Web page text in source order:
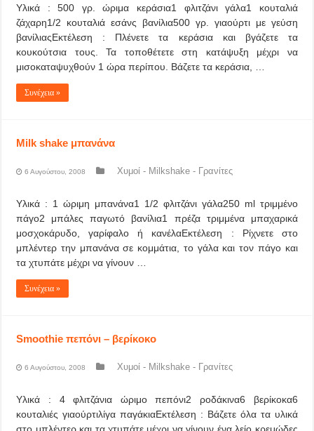
Υλικά : 500 γρ. ώριμα κεράσια1 φλιτζάνι γάλα1 κουταλιά
ζάχαρη1/2 κουταλιά εσάνς βανίλια500 γρ. γιαούρτι με γεύση
βανίλιαςΕκτέλεση : Πλένετε τα κεράσια και βγάζετε τα
κουκούτσια τους. Τα τοποθέτετε στη κατάψυξη μέχρι να
μισοκαταψυχθούν 1 ώρα περίπου. Βάζετε τα κεράσια, …
Συνέχεια »
Milk shake μπανάνα
6 Αυγούστου, 2008 Χυμοί - Milkshake - Γρανίτες
Υλικά : 1 ώριμη μπανάνα1 1/2 φλιτζάνι γάλα250 ml τριμμένο
πάγο2 μπάλες παγωτό βανίλια1 πρέζα τριμμένα μπαχαρικά
μοσχοκάρυδο, γαρίφαλο ή κανέλαΕκτέλεση : Ρίχνετε στο
μπλέντερ την μπανάνα σε κομμάτια, το γάλα και τον πάγο και
τα χτυπάτε μέχρι να γίνουν …
Συνέχεια »
Smoothie πεπόνι – βερίκοκο
6 Αυγούστου, 2008 Χυμοί - Milkshake - Γρανίτες
Υλικά : 4 φλιτζάνια ώριμο πεπόνι2 ροδάκινα6 βερίκοκα6
κουταλιές γιαούρτιλίγα παγάκιαΕκτέλεση : Βάζετε όλα τα υλικά